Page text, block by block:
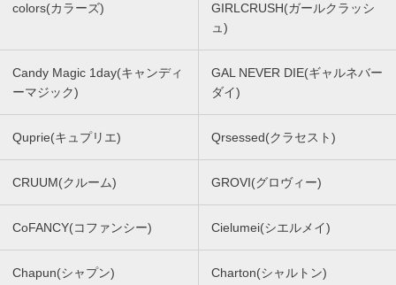
colors(カラーズ)
GIRLCRUSH(ガールクラッシ
ュ)
Candy Magic 1day(キャンディ
ーマジック)
GAL NEVER DIE(ギャルネバー
ダイ)
Quprie(キュプリエ) Qrsessed(クラセスト)
CRUUM(クルーム) GROVI(グロヴィー)
CoFANCY(コファンシー) Cielumei(シエルメイ)
Chapun(シャプン) Charton(シャルトン)